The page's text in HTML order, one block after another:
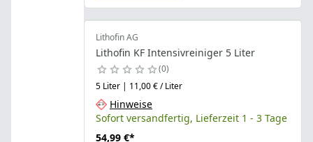
Lithofin AG
Lithofin KF Intensivreiniger 5 Liter
0
5 Liter | 11,00 € / Liter
Hinweise
Sofort versandfertig, Lieferzeit 1 - 3 Tage
54,99 €*